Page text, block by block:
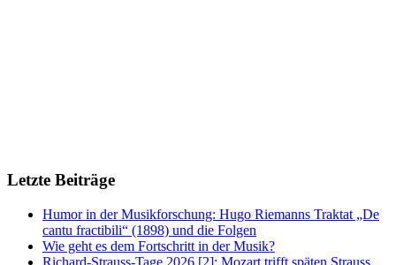
Letzte Beiträge
Humor in der Musikforschung: Hugo Riemanns Traktat „De
cantu fractibili“ (1898) und die Folgen
Wie geht es dem Fortschritt in der Musik?
Richard-Strauss-Tage 2026 [2]: Mozart trifft späten Strauss,